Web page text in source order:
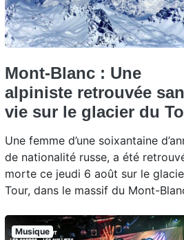
Mont-Blanc : Une
alpiniste retrouvée
vie sur le glacier du
Une femme d’une soixantaine
de nationalité russe, a été
morte ce jeudi 6 août sur le
Tour, dans le massif du Mont-
Musique